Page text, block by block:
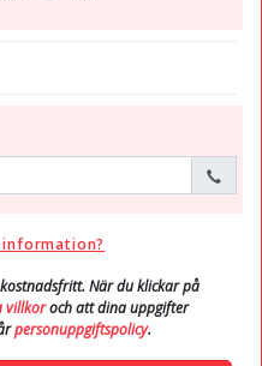
När du klickar på
villkoroch att dina uppgifter
personuppgiftspolicy.